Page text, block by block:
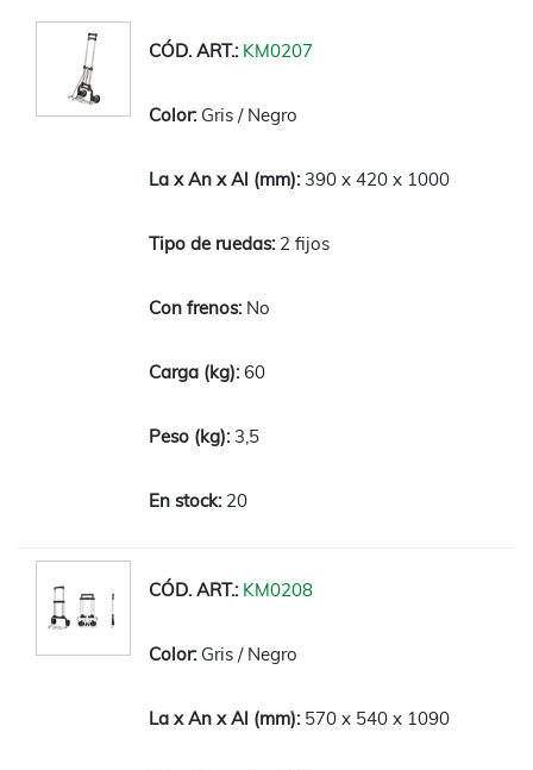
KM0207
Gris / Negro
390 x 420 x 1000
2 fijos
No
60
3,5
20
KM0208
Gris / Negro
570 x 540 x 1090